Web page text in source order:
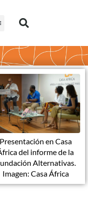
Presentación en Casa
del informe de la
Alternativas.
Imagen: Casa África